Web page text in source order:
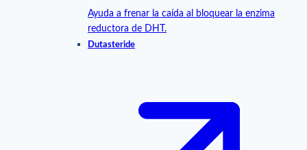
Ayuda a frenar la caída al bloquear la enzima
reductora de DHT.
Dutasteride